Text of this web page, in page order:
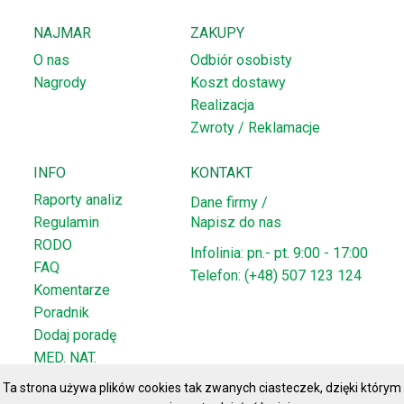
NAJMAR
O nas
Nagrody
ZAKUPY
Odbiór osobisty
Koszt dostawy
Realizacja
Zwroty / Reklamacje
INFO
Raporty analiz
Regulamin
RODO
FAQ
Komentarze
Poradnik
Dodaj poradę
MED. NAT.
KONTAKT
Dane firmy /
Napisz do nas
Infolinia: pn.- pt. 9:00 - 17:00
Telefon: (+48) 507 123 124
Ta strona używa plików cookies tak zwanych ciasteczek, dzięki którym